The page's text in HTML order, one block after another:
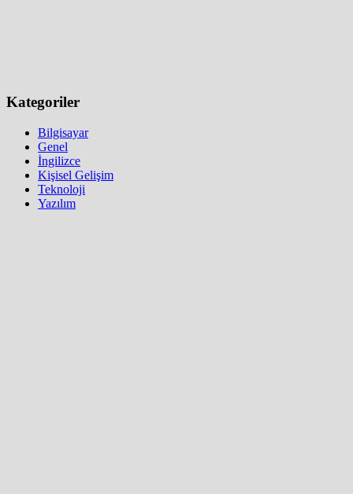
Kategoriler
Bilgisayar
Genel
İngilizce
Kişisel Gelişim
Teknoloji
Yazılım